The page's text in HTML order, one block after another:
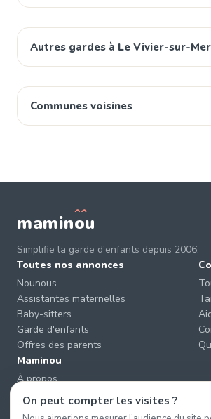
Autres gardes à Le Vivier-sur-Mer
Communes voisines
maminou
Simplifie la garde d'enfants depuis 2006.
Toutes nos annonces
Nounous
Assistantes maternelles
Baby-sitters
Garde d'enfants
Offres des parents
Maminou
À propos
Nous contacter
Éviter les arnaques
On peut compter les visites ?